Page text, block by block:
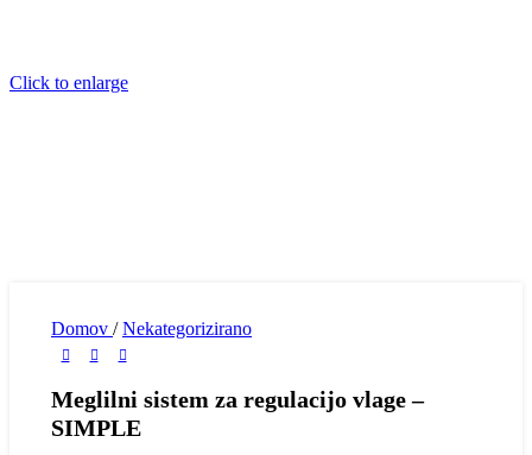
Click to enlarge
Domov / Nekategorizirano
Meglilni sistem za regulacijo vlage –
SIMPLE